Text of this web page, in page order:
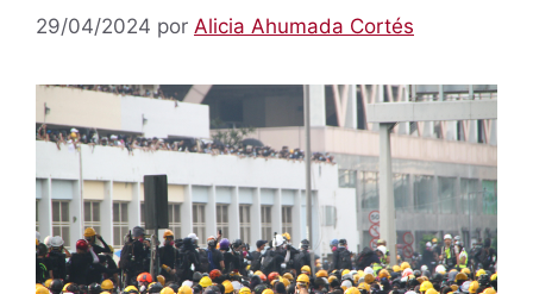
29/04/2024 por Alicia Ahumada Cortés